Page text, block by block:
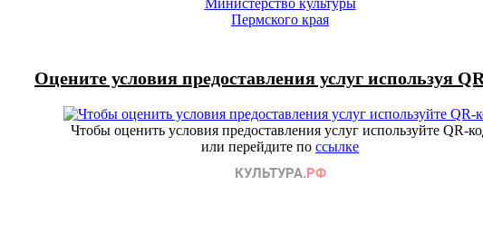
Министерство культуры
Пермского края
Оцените условия предоставления услуг используя
Чтобы оценить условия предоставления услуг используйте QR-
или перейдите по ссылке